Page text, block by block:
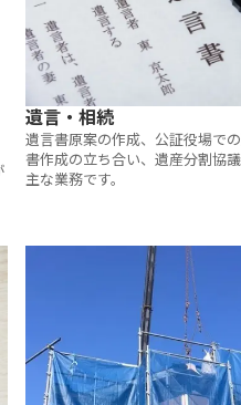
遺言・相続
遺言書原案の作成、公証役場で
書作成の立ち合い、遺産分割協
主な業務です。